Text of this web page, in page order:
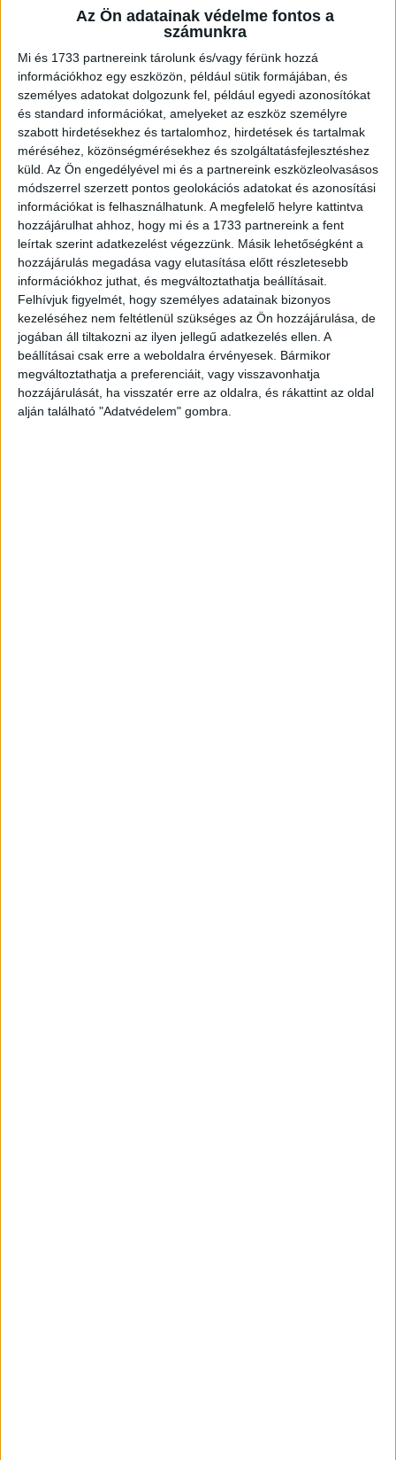
Az Ön adatainak védelme fontos a
számunkra
Mi és 1733 partnereink tárolunk és/vagy férünk hozzá
információkhoz egy eszközön, például sütik formájában, és
személyes adatokat dolgozunk fel, például egyedi azonosítókat
és standard információkat, amelyeket az eszköz személyre
szabott hirdetésekhez és tartalomhoz, hirdetések és tartalmak
méréséhez, közönségmérésekhez és szolgáltatásfejlesztéshez
küld. Az Ön engedélyével mi és a partnereink eszközleolvasásos
módszerrel szerzett pontos geolokációs adatokat és azonosítási
információkat is felhasználhatunk. A megfelelő helyre kattintva
hozzájárulhat ahhoz, hogy mi és a 1733 partnereink a fent
leírtak szerint adatkezelést végezzünk. Másik lehetőségként a
hozzájárulás megadása vagy elutasítása előtt részletesebb
információkhoz juthat, és megváltoztathatja beállításait.
Felhívjuk figyelmét, hogy személyes adatainak bizonyos
kezeléséhez nem feltétlenül szükséges az Ön hozzájárulása, de
jogában áll tiltakozni az ilyen jellegű adatkezelés ellen. A
beállításai csak erre a weboldalra érvényesek. Bármikor
megváltoztathatja a preferenciáit, vagy visszavonhatja
hozzájárulását, ha visszatér erre az oldalra, és rákattint az oldal
alján található "Adatvédelem" gombra.
visszavette a leánynevét, és már együtt is lakik az új
szerelmével a szentendrei házban.
Hirdetés
Krausz Gábor pedig sokat dolgozott azon, hogy otthonossá
tegye a szentendrei házat. Sokat foglalkozott a
kislányukkal, Hannarózával, amíg Gabi koncertezett.
Senki sem értette, hogy miért ment tönkre a házasságuk, és
hogy Krausz miért költözött el. A Blikk szerint a szentendrei
ház csak Tóth Gabi nevén van, és rajta van egy nagy hitel
is.
Egy ismerősük azt mondta a portálnak, hogy a séf nagyon
rosszul viseli a válást.
Hirdetés